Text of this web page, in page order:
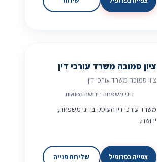
ציון סמוכה משרד עורכי דין
ציון סמוכה משרד עורכי דין
דיני משפחה · ירושה וצוואות
משרד עורכי דין העוסק בדיני משפחה,
ירושה.
צפייה בפרופיל שליחת פנייה